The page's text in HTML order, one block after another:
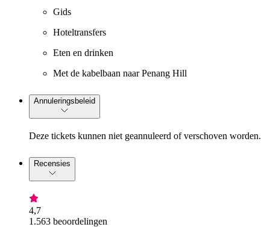
Gids
Hoteltransfers
Eten en drinken
Met de kabelbaan naar Penang Hill
Annuleringsbeleid
Deze tickets kunnen niet geannuleerd of verschoven worden.
Recensies
4,7
1.563 beoordelingen